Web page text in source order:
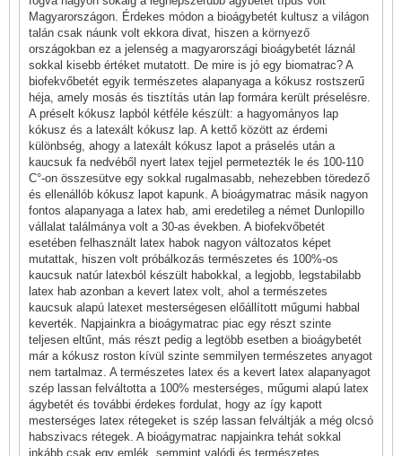
Magyarországon. Érdekes módon a bioágybetét kultusz a világon
talán csak náunk volt ekkora divat, hiszen a környező
országokban ez a jelenség a magyarországi bioágybetét láznál
sokkal kisebb értéket mutatott. De mire is jó egy biomatrac? A
biofekvőbetét egyik természetes alapanyaga a kókusz rostszerű
héja, amely mosás és tisztítás után lap formára került préselésre.
A préselt kókusz lapból kétféle készült: a hagyományos lap
kókusz és a latexált kókusz lap. A kettő között az érdemi
különbség, ahogy a latexált kókusz lapot a práselés után a
kaucsuk fa nedvéből nyert latex tejjel permetezték le és 100-110
C°-on összesütve egy sokkal rugalmasabb, nehezebben töredező
és ellenállób kókusz lapot kapunk. A bioágymatrac másik nagyon
fontos alapanyaga a latex hab, ami eredetileg a német Dunlopillo
vállalat találmánya volt a 30-as években. A biofekvőbetét
esetében felhasznált latex habok nagyon változatos képet
mutattak, hiszen volt próbálkozás természetes és 100%-os
kaucsuk natúr latexból készült habokkal, a legjobb, legstabilabb
latex hab azonban a kevert latex volt, ahol a természetes
kaucsuk alapú latexet mesterségesen előállított műgumi habbal
keverték. Napjainkra a bioágymatrac piac egy részt szinte
teljesen eltűnt, más részt pedig a legtöbb esetben a bioágybetét
már a kókusz roston kívül szinte semmilyen természetes anyagot
nem tartalmaz. A természetes latex és a kevert latex alapanyagot
szép lassan felváltotta a 100% mesterséges, műgumi alapú latex
ágybetét és további érdekes fordulat, hogy az így kapott
mesterséges latex rétegeket is szép lassan felváltják a még olcsó
habszivacs rétegek. A bioágymatrac napjainkra tehát sokkal
inkább csak egy emlék, semmint valódi és természetes